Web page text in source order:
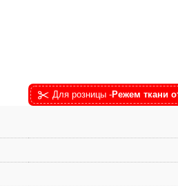
Для розницы -Режем ткани